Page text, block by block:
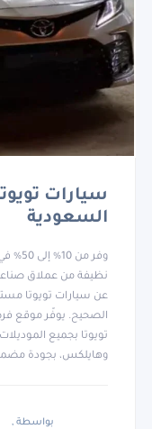
سيارات
السعودية
وفر
عن سيارات تويوتا
الصحيح. يوفّر موقع
تويوتا بجميع
وهايلكس، بجودة
بواسطة ,